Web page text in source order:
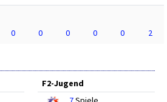
0 0 0 0 0 2
F2-Jugend